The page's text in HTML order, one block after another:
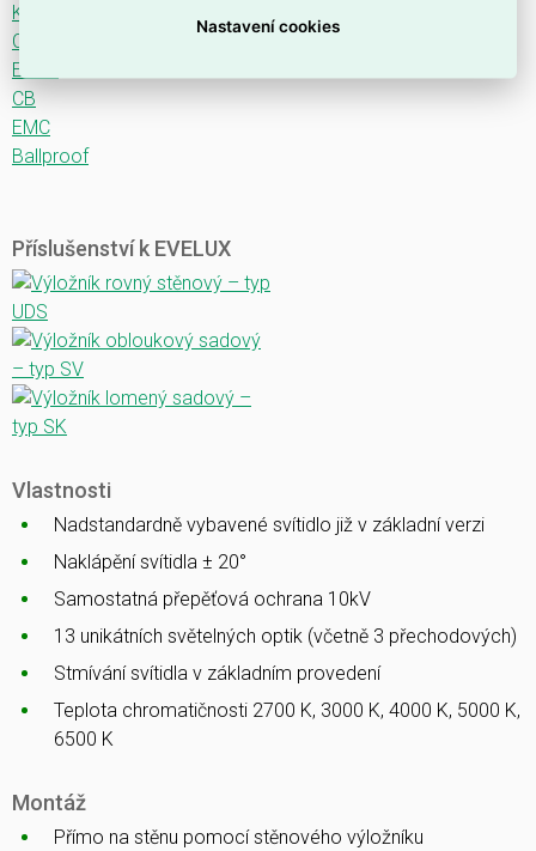
Katalogový list
CE
ENEC
CB
EMC
Ballproof
Příslušenství k EVELUX
Vlastnosti
Nadstandardně vybavené svítidlo již v základní verzi
Naklápění svítidla ± 20°
Samostatná přepěťová ochrana 10kV
13 unikátních světelných optik (včetně 3 přechodových)
Stmívání svítidla v základním provedení
Teplota chromatičnosti 2700 K, 3000 K, 4000 K, 5000 K,
6500 K
Montáž
Přímo na stěnu pomocí stěnového výložníku
Nastavení cookies